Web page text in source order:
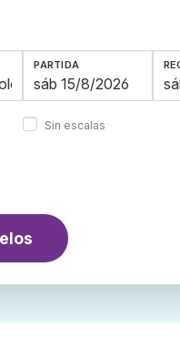
PARTIDA
Sin escalas